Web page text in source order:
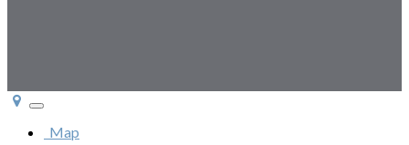
Toggle
navigation
Map